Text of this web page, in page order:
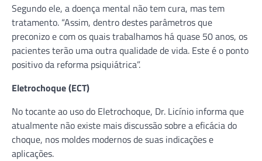
Segundo ele, a doença mental não tem cura, mas tem
tratamento. “Assim, dentro destes parâmetros que
preconizo e com os quais trabalhamos há quase 50 anos, os
pacientes terão uma outra qualidade de vida. Este é o ponto
positivo da reforma psiquiátrica”.
Eletrochoque (ECT)
No tocante ao uso do Eletrochoque, Dr. Licínio informa que
atualmente não existe mais discussão sobre a eficácia do
choque, nos moldes modernos de suas indicações e
aplicações.